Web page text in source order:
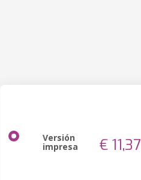
Versión
impresa € 11,37